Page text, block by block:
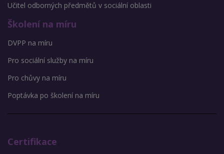
Učitel odborných předmětů v sociální oblasti
Školení na míru
DVPP na míru
Pro sociální služby na míru
Pro chůvy na míru
Poptávka po školení na míru
Certifikace